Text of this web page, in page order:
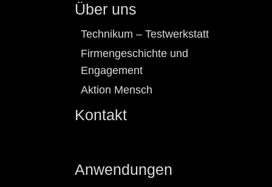
Über uns
Technikum – Testwerkstatt
Firmengeschichte und
Engagement
Aktion Mensch
Kontakt
Anwendungen